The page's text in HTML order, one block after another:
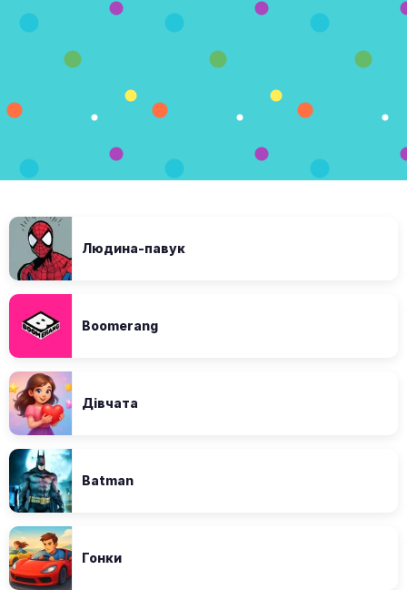
Людина-павук
Boomerang
Дівчата
Batman
Гонки